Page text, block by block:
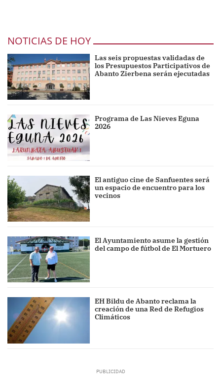
NOTICIAS DE HOY
Las seis propuestas validadas de
los Presupuestos Participativos de
Abanto Zierbena serán ejecutadas
Programa de Las Nieves Eguna
2026
El antiguo cine de Sanfuentes será
un espacio de encuentro para los
vecinos
El Ayuntamiento asume la gestión
del campo de fútbol de El Mortuero
EH Bildu de Abanto reclama la
creación de una Red de Refugios
Climáticos